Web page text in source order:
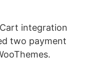
integration
two payment